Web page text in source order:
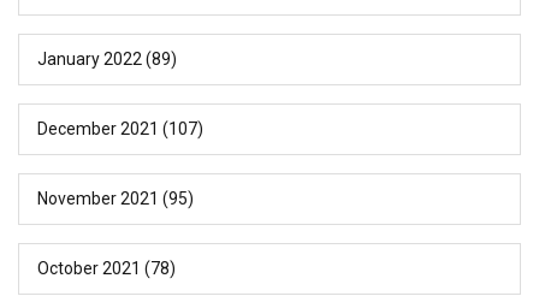
January 2022 (89)
December 2021 (107)
November 2021 (95)
October 2021 (78)